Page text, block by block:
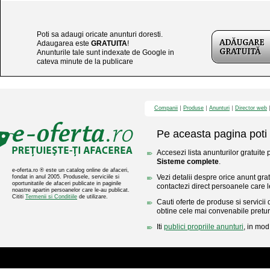
Poti sa adaugi oricate anunturi doresti.
Adaugarea este GRATUITA!
Anunturile tale sunt indexate de Google in
cateva minute de la publicare
e-oferta.ro ® este un catalog online de afaceri,
fondat in anul 2005. Produsele, serviciile si
oportunitatile de afaceri publicate in paginile
noastre apartin persoanelor care le-au publicat.
Cititi Termenii si Conditiile de utilizare.
Companii Produse Anunturi Director web
Pe aceasta pagina poti
Accesezi lista anunturilor gratuite
Sisteme complete.
Vezi detalii despre orice anunt
contactezi direct persoanele care
Cauti oferte de produse si servicii
obtine cele mai convenabile
Iti publici propriile anunturi, in